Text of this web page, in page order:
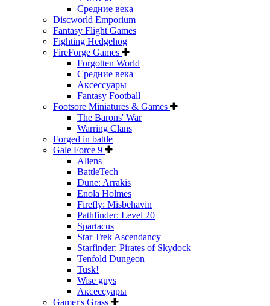
Средние века
Discworld Emporium
Fantasy Flight Games
Fighting Hedgehog
FireForge Games
Forgotten World
Средние века
Аксессуары
Fantasy Football
Footsore Miniatures & Games
The Barons' War
Warring Clans
Forged in battle
Gale Force 9
Aliens
BattleTech
Dune: Arrakis
Enola Holmes
Firefly: Misbehavin
Pathfinder: Level 20
Spartacus
Star Trek Ascendancy
Starfinder: Pirates of Skydock
Tenfold Dungeon
Tusk!
Wise guys
Аксессуары
Gamer's Grass